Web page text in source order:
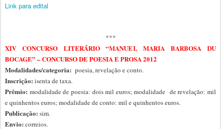
Link para edital
***
XIV CONCURSO LITERÁRIO “MANUEL MARIA BARBOSA DU
BOCAGE” – CONCURSO DE POESIA E PROSA 2012
Modalidades/categoria: poesia, revelação econto.
Inscrição: isenta de taxa.
Prêmio: modalidade de poesia: dois mil euros; modalidade de revelação: mil
e quinhentos euros; modalidade de conto: mil e quinhentos euros.
Publicação: sim.
Envio: correios.